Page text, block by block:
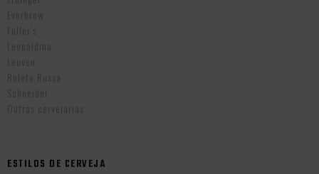
Everbrew
Fuller’s
Leopoldina
Leuven
Roleta Russa
Schneider
Outras cervejarias
ESTILOS DE CERVEJA